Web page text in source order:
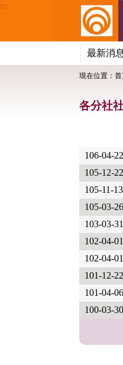
:::
最新消息
:::
現在位置：
各分社
106-04-22
105-12-22
105-11-13
105-03-26
103-03-31
102-04-01
102-04-01
101-12-22
101-04-06
100-03-30